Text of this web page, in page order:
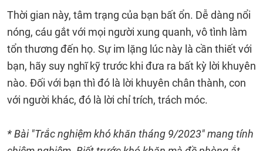
Thời gian này, tâm trạng của bạn bất ổn. Dễ dàng nổi
nóng, cáu gắt với mọi người xung quanh, vô tình làm
tổn thương đến họ. Sự im lặng lúc này là cần thiết với
bạn, hãy suy nghĩ kỹ trước khi đưa ra bất kỳ lời khuyên
nào. Đối với bạn thì đó là lời khuyên chân thành, con
với người khác, đó là lời chỉ trích, trách móc.
* Bài "Trắc nghiệm khó khăn tháng 9/2023" mang tính